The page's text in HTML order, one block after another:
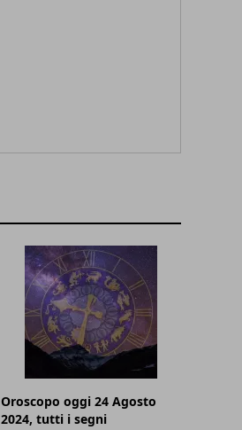
Oroscopo oggi 24 Agosto
2024, tutti i segni